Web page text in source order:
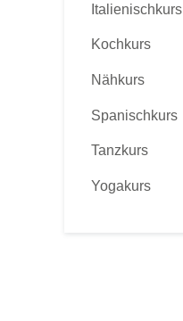
Italienischkurs
Kochkurs
Nähkurs
Spanischkurs
Tanzkurs
Yogakurs